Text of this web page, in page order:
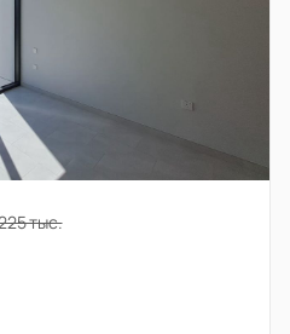
тыс.